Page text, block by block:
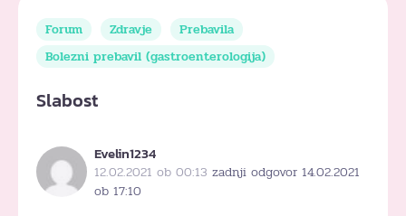
Forum Zdravje
Prebavila
Bolezni prebavil (gastroenterologija)
Slabost
Evelin1234
12.02.2021 ob 00:13 zadnji odgovor 14.02.2021
ob 17:10